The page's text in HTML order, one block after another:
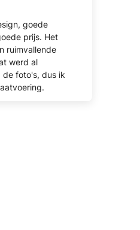
goede
prijs. Het
ruimvallende
werd al
foto's, dus ik